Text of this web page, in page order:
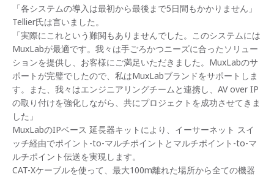
「各システムの導入は最初から最後まで5日間もかかりません」
Tellier氏は言いました。
「実際にこれという難関もありませんでした。このシステムには
MuxLabが最適です。我々は手ごろかつニーズに合ったソリュー
ションを提供し、お客様にご満足いただきました。MuxLabのサ
ポートが完璧でしたので、私はMuxLabブランドをサポートしま
す。また、我々はエンジニアリングチームと連携し、AV over IP
の取り付けを強化しながら、共にプロジェクトを成功させてきま
した」
MuxLabのIPベース 延長器キットにより、イーサーネット スイ
ッチ経由でポイント-to-マルチポイントとマルチポイント-to-マ
ルチポイント伝送を実現します。
CAT-Xケーブルを使って、最大100m離れた場所から全ての機器